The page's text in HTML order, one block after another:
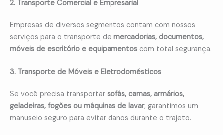
2. Transporte Comercial e Empresarial
Empresas de diversos segmentos contam com nossos
serviços para o transporte de mercadorias, documentos,
móveis de escritório e equipamentos com total segurança.
3. Transporte de Móveis e Eletrodomésticos
Se você precisa transportar sofás, camas, armários,
geladeiras, fogões ou máquinas de lavar, garantimos um
manuseio seguro para evitar danos durante o trajeto.